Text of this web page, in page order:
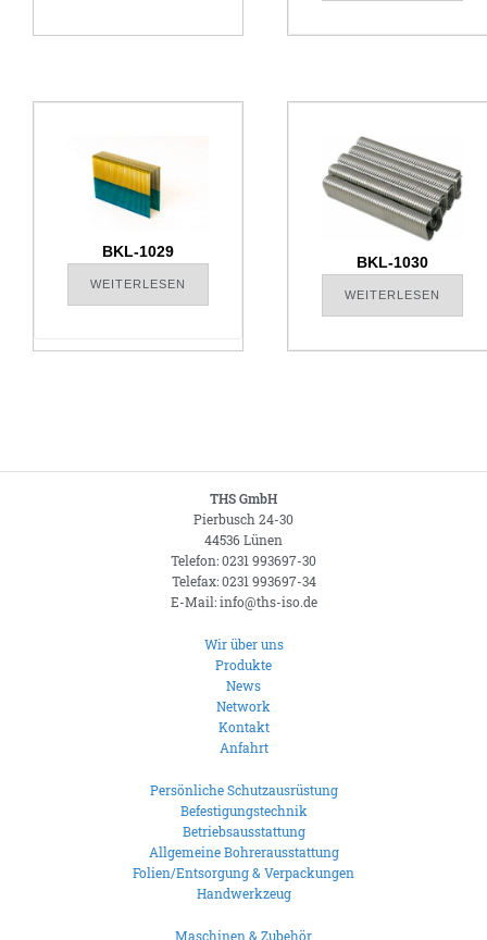
BKL-1029
WEITERLESEN
BKL-1030
WEITERLESEN
THS GmbH
Pierbusch 24-30
44536 Lünen
Telefon: 0231 993697-30
Telefax: 0231 993697-34
E-Mail: info@ths-iso.de
Wir über uns
Produkte
News
Network
Kontakt
Anfahrt
Persönliche Schutzausrüstung
Befestigungstechnik
Betriebsausstattung
Allgemeine Bohrerausstattung
Folien/Entsorgung & Verpackungen
Handwerkzeug
Maschinen & Zubehör